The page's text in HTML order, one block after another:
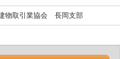
物取引業協会 長岡支部